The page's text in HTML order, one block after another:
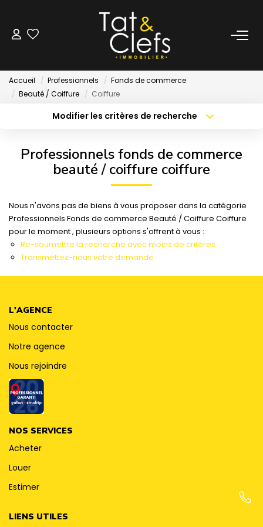
LOCATION
Nos Biens Loués
ESTIMATION
LOCAUX & BUREAUX
PARTENAIRE TRANSACTION
Accueil Professionnels
Fonds de commerce
Beauté / Coiffure
Coiffure
Modifier les critères de recherche
Surface min Budget max
Professionnels fonds de commerce
beauté / coiffure coiffure
Nous n'avons pas de biens à vous proposer dans la catégorie
Professionnels Fonds de commerce Beauté / Coiffure Coiffure
pour le moment , plusieurs options s'offrent à vous :
Re-soumettre la recherche avec moins de critères.
Transmettez-nous votre demande
L'AGENCE
Nous contacter
Notre agence
Nous rejoindre
NOS SERVICES
Acheter
Louer
Estimer
LIENS UTILES